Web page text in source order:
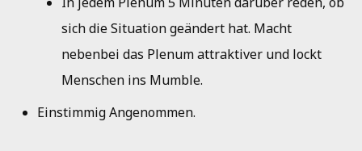
sich die Situation geändert hat. Macht
nebenbei das Plenum attraktiver und lockt
Menschen ins Mumble.
Einstimmig Angenommen.